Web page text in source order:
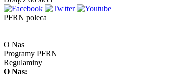
PFRN poleca
O Nas
Programy PFRN
Regulaminy
O Nas: